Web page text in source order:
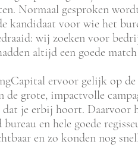
Normaal gesproken
kandidaat voor wie het
wij zoeken voor
altijd een goede
ervoor gelijk op
de grote, impactvolle
dat je erbij hoort. Daarvoor
bureau en hele goede
en zo konden nog